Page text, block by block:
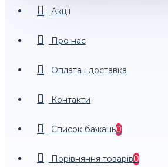
Акції
Про нас
Оплата і доставка
Контакти
Список бажань0
Порiвняння товарiв0